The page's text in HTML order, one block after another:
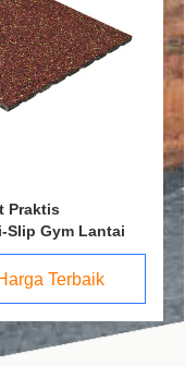
taman bermain karet
beracun untuk lantai
taman bermain luar
Harga Terbaik